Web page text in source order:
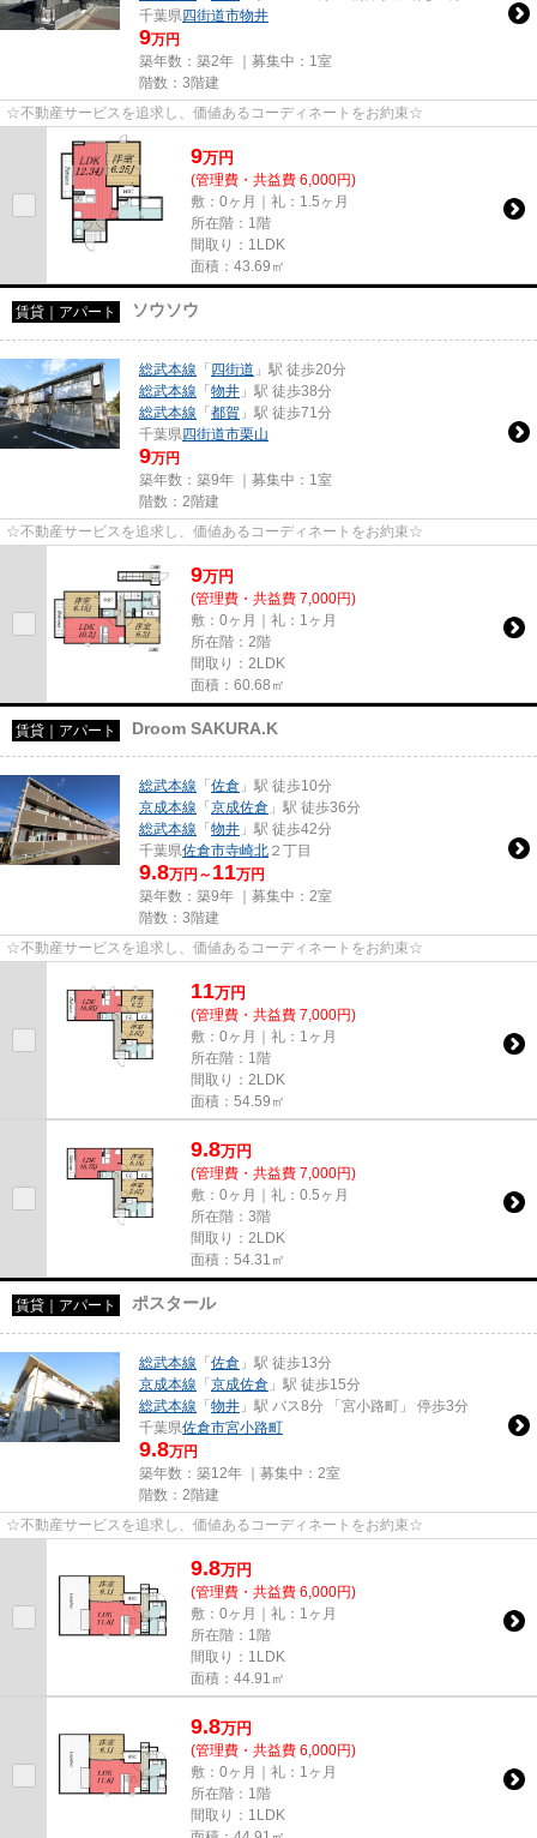
千葉県四街道市物井
9万円
築年数：築2年 ｜募集中： 1室
階数：3階建
☆不動産サービスを追求し、価値あるコーディネートをお約束☆
9万円
(管理費・共益費 6,000円)
敷：0ヶ月｜礼：1.5ヶ月
所在階：1階
間取り：1LDK
面積：43.69㎡
賃貸｜アパート ソウソウ
総武本線 「四街道 」駅 徒歩20分
総武本線 「物井 」駅 徒歩38分
総武本線 「都賀 」駅 徒歩71分
千葉県四街道市栗山
9万円
築年数：築9年 ｜募集中： 1室
階数：2階建
☆不動産サービスを追求し、価値あるコーディネートをお約束☆
9万円
(管理費・共益費 7,000円)
敷：0ヶ月｜礼：1ヶ月
所在階：2階
間取り：2LDK
面積：60.68㎡
賃貸｜アパート Droom SAKURA.K
総武本線 「佐倉 」駅 徒歩10分
京成本線 「京成佐倉 」駅 徒歩36分
総武本線 「物井 」駅 徒歩42分
千葉県佐倉市寺崎北 ２丁目
9.8万円～ 11万円
築年数：築9年 ｜募集中： 2室
階数：3階建
☆不動産サービスを追求し、価値あるコーディネートをお約束☆
11万円
(管理費・共益費 7,000円)
敷：0ヶ月｜礼：1ヶ月
所在階：1階
間取り：2LDK
面積：54.59㎡
9.8万円
(管理費・共益費 7,000円)
敷：0ヶ月｜礼：0.5ヶ月
所在階：3階
間取り：2LDK
面積：54.31㎡
賃貸｜アパート ポスタール
総武本線 「佐倉 」駅 徒歩13分
京成本線 「京成佐倉 」駅 徒歩15分
総武本線 「物井 」駅 バス8分 「宮小路町」 停歩3分
千葉県佐倉市宮小路町
9.8万円
築年数：築12年 ｜募集中： 2室
階数：2階建
☆不動産サービスを追求し、価値あるコーディネートをお約束☆
9.8万円
(管理費・共益費 6,000円)
敷：0ヶ月｜礼：1ヶ月
所在階：1階
間取り：1LDK
面積：44.91㎡
9.8万円
(管理費・共益費 6,000円)
敷：0ヶ月｜礼：1ヶ月
所在階：1階
間取り：1LDK